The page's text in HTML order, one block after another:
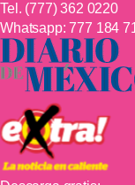
Tel. (777) 362 0220
Whatsapp:777 184